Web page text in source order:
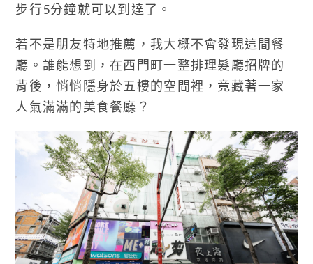
步行5分鐘就可以到達了。
若不是朋友特地推薦，我大概不會發現這間餐
廳。誰能想到，在西門町一整排理髮廳招牌的
背後，悄悄隱身於五樓的空間裡，竟藏著一家
人氣滿滿的美食餐廳？